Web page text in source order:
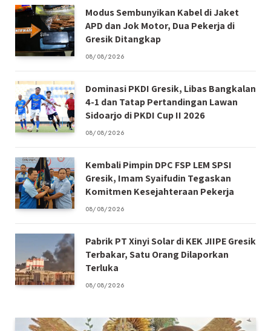
Modus Sembunyikan Kabel di Jaket
APD dan Jok Motor, Dua Pekerja di
Gresik Ditangkap
08/08/2026
Dominasi PKDI Gresik, Libas Bangkalan
4-1 dan Tatap Pertandingan Lawan
Sidoarjo di PKDI Cup II 2026
08/08/2026
Kembali Pimpin DPC FSP LEM SPSI
Gresik, Imam Syaifudin Tegaskan
Komitmen Kesejahteraan Pekerja
08/08/2026
Pabrik PT Xinyi Solar di KEK JIIPE Gresik
Terbakar, Satu Orang Dilaporkan
Terluka
08/08/2026